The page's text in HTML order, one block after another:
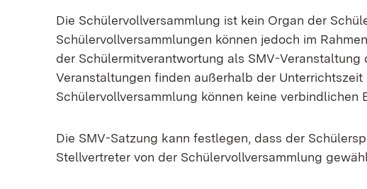
Die Schülervollversammlung ist kein Organ der
Schülervollversammlungen können jedoch im
der Schülermitverantwortung als SMV-Veranstaltung
Veranstaltungen finden außerhalb der Unterrichtszeit
Schülervollversammlung können keine verbindlichen
Die SMV-Satzung kann festlegen, dass der
Stellvertreter von der Schülervollversammlung